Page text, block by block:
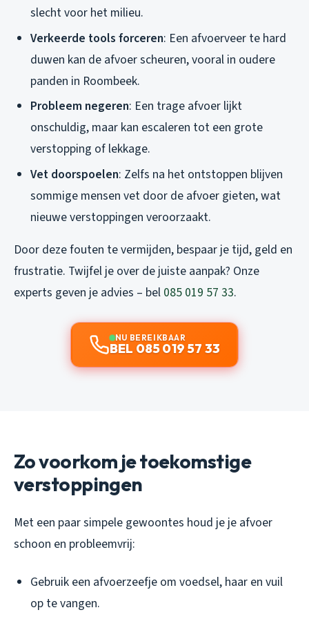
slecht voor het milieu.
Verkeerde tools forceren: Een afvoerveer te hard
duwen kan de afvoer scheuren, vooral in oudere
panden in Roombeek.
Probleem negeren: Een trage afvoer lijkt
onschuldig, maar kan escaleren tot een grote
verstopping of lekkage.
Vet doorspoelen: Zelfs na het ontstoppen blijven
sommige mensen vet door de afvoer gieten, wat
nieuwe verstoppingen veroorzaakt.
Door deze fouten te vermijden, bespaar je tijd, geld en
frustratie. Twijfel je over de juiste aanpak? Onze
experts geven je advies – bel 085 019 57 33.
NU BEREIKBAAR
BEL 085 019 57 33
Zo voorkom je toekomstige
verstoppingen
Met een paar simpele gewoontes houd je je afvoer
schoon en probleemvrij:
Gebruik een afvoerzeefje om voedsel, haar en vuil
op te vangen.